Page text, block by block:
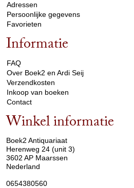
Adressen
Persoonlijke gegevens
Favorieten
Informatie
FAQ
Over Boek2 en Ardi Seij
Verzendkosten
Inkoop van boeken
Contact
Winkel informatie
Boek2 Antiquariaat
Herenweg 24 (unit 3)
3602 AP Maarssen
Nederland
0654380560